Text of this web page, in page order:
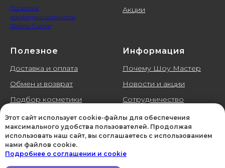
Этот сайт использует cookie-файлы для обеспечения
максимального удобства пользователей. Продолжая
использовать наш сайт, вы соглашаетесь с использованием
нами файлов cookie.
Подробнее о соглашении и cookie
Политика
конфиденциальности
Файлы Cookie
Акции
Полезное
Доставка и оплата
Обмен и возврат
Подбор косметики
Галерея
Отзывы
Информация
Почему Шоу Мастер
Новости и акции
Сотрудничество
Контакты